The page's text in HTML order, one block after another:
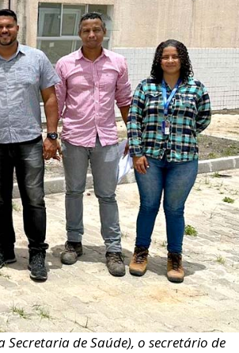
de Saúde), o secretário de